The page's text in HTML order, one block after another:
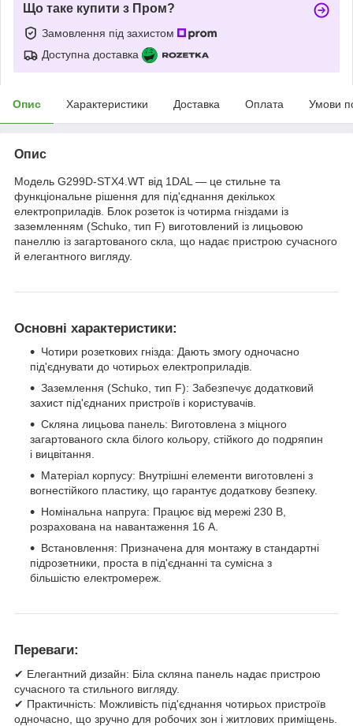
Що таке купити з Пром?
Замовлення під захистом
Доступна доставка
Опис Характеристики Доставка Оплата Умови
Опис
Модель G299D-STX4.WT від 1DAL — це стильне та
функціональне рішення для під'єднання декількох
електроприладів. Блок розеток із чотирма гніздами із
заземленням (Schuko, тип F) виготовлений із лицьовою
панеллю із загартованого скла, що надає пристрою сучасного
й елегантного вигляду.
Основні характеристики:
Чотири розеткових гнізда: Дають змогу одночасно
під'єднувати до чотирьох електроприладів.
Заземлення (Schuko, тип F): Забезпечує додатковий
захист під'єднаних пристроїв і користувачів.
Скляна лицьова панель: Виготовлена з міцного
загартованого скла білого кольору, стійкого до подряпин
і вицвітання.
Матеріал корпусу: Внутрішні елементи виготовлені з
вогнестійкого пластику, що гарантує додаткову безпеку.
Номінальна напруга: Працює від мережі 230 В,
розрахована на навантаження 16 А.
Встановлення: Призначена для монтажу в стандартні
підрозетники, проста в під'єднанні та сумісна з
більшістю електромереж.
Переваги:
✔ Елегантний дизайн: Біла скляна панель надає пристрою
сучасного та стильного вигляду.
✔ Практичність: Можливість під'єднання чотирьох пристроїв
одночасно, що зручно для робочих зон і житлових приміщень.